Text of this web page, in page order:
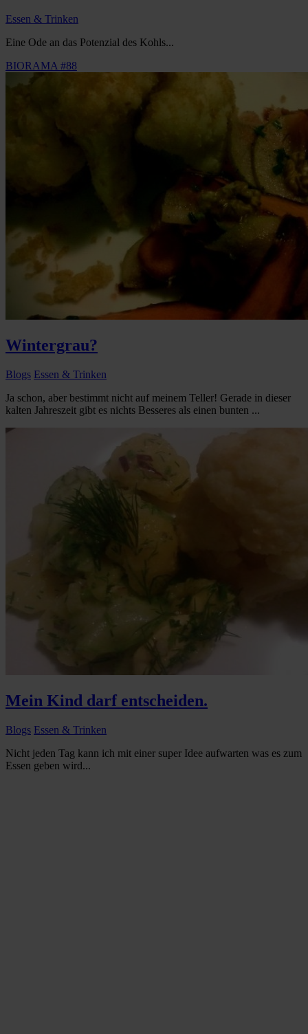
Essen & Trinken
Eine Ode an das Potenzial des Kohls...
BIORAMA #88
Wintergrau?
Blogs Essen & Trinken
Ja schon, aber bestimmt nicht auf meinem Teller! Gerade in dieser
kalten Jahreszeit gibt es nichts Besseres als einen bunten ...
Mein Kind darf entscheiden.
Blogs Essen & Trinken
Nicht jeden Tag kann ich mit einer super Idee aufwarten was es zum
Essen geben wird...